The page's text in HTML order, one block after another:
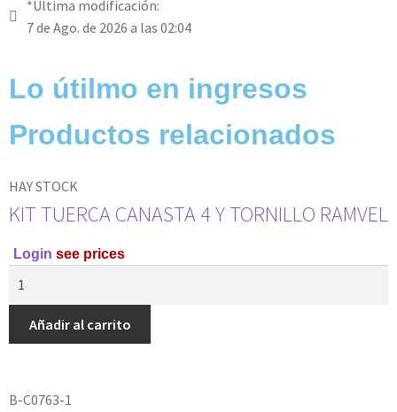
*Última modificación:
7 de Ago. de 2026 a las 02:04
Lo útilmo en ingresos
Productos relacionados
B-C0763-1
HAY STOCK
KIT TUERCA CANASTA 4 Y TORNILLO RAMVEL
Login see prices
Añadir al carrito